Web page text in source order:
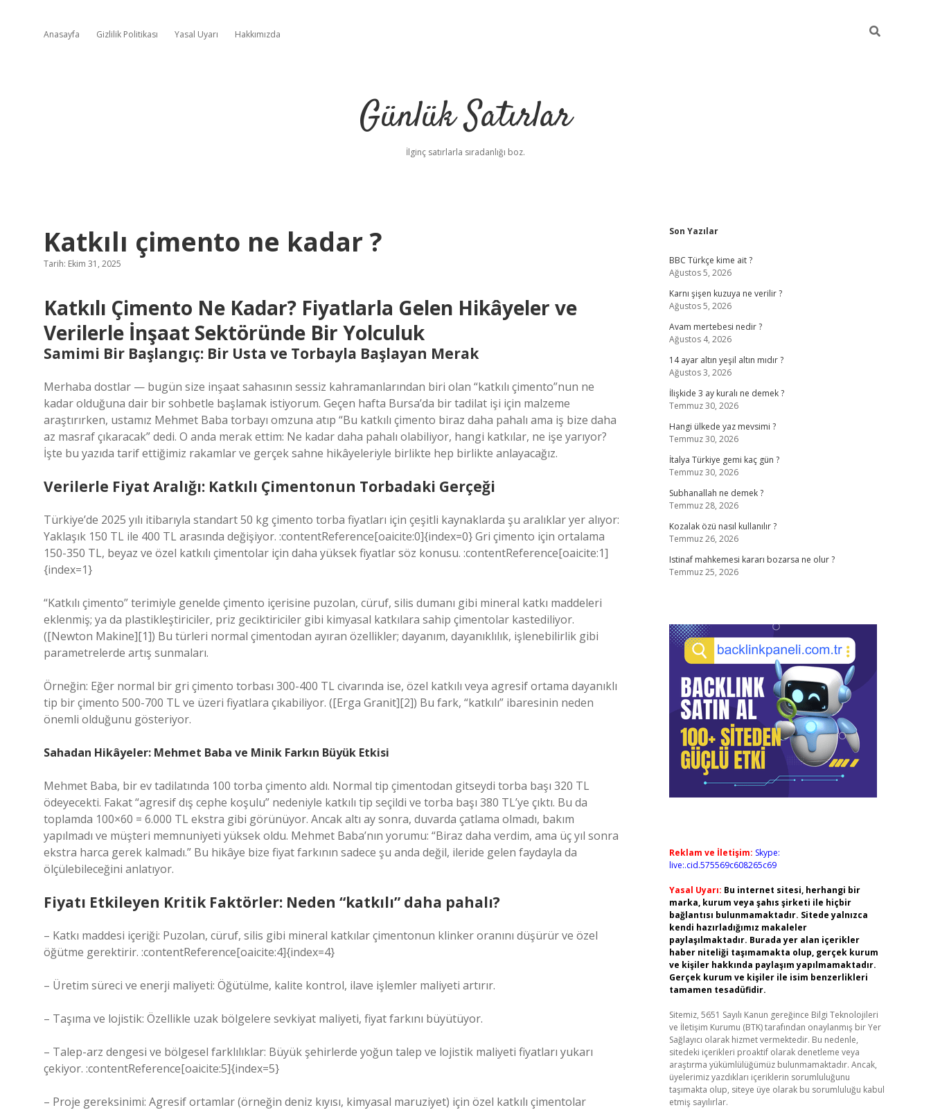
Anasayfa Gizlilik Politikası Yasal Uyarı Hakkımızda
Günlük Satırlar
İlginç satırlarla sıradanlığı boz.
Katkılı çimento ne kadar ?
Tarih: Ekim 31, 2025
Katkılı Çimento Ne Kadar? Fiyatlarla Gelen Hikâyeler ve
Verilerle İnşaat Sektöründe Bir Yolculuk
Samimi Bir Başlangıç: Bir Usta ve Torbayla Başlayan Merak
Merhaba dostlar — bugün size inşaat sahasının sessiz kahramanlarından biri olan “katkılı çimento”nun ne
kadar olduğuna dair bir sohbetle başlamak istiyorum. Geçen hafta Bursa’da bir tadilat işi için malzeme
araştırırken, ustamız Mehmet Baba torbayı omzuna atıp “Bu katkılı çimento biraz daha pahalı ama iş bize daha
az masraf çıkaracak” dedi. O anda merak ettim: Ne kadar daha pahalı olabiliyor, hangi katkılar, ne işe yarıyor?
İşte bu yazıda tarif ettiğimiz rakamlar ve gerçek sahne hikâyeleriyle birlikte hep birlikte anlayacağız.
Verilerle Fiyat Aralığı: Katkılı Çimentonun Torbadaki Gerçeği
Türkiye’de 2025 yılı itibarıyla standart 50 kg çimento torba fiyatları için çeşitli kaynaklarda şu aralıklar yer alıyor:
Yaklaşık 150 TL ile 400 TL arasında değişiyor. :contentReference[oaicite:0]{index=0} Gri çimento için ortalama
150-350 TL, beyaz ve özel katkılı çimentolar için daha yüksek fiyatlar söz konusu. :contentReference[oaicite:1]
{index=1}
“Katkılı çimento” terimiyle genelde çimento içerisine puzolan, cüruf, silis dumanı gibi mineral katkı maddeleri
eklenmiş; ya da plastikleştiriciler, priz geciktiriciler gibi kimyasal katkılara sahip çimentolar kastediliyor.
([Newton Makine][1]) Bu türleri normal çimentodan ayıran özellikler; dayanım, dayanıklılık, işlenebilirlik gibi
parametrelerde artış sunmaları.
Örneğin: Eğer normal bir gri çimento torbası 300-400 TL civarında ise, özel katkılı veya agresif ortama dayanıklı
tip bir çimento 500-700 TL ve üzeri fiyatlara çıkabiliyor. ([Erga Granit][2]) Bu fark, “katkılı” ibaresinin neden
önemli olduğunu gösteriyor.
Sahadan Hikâyeler: Mehmet Baba ve Minik Farkın Büyük Etkisi
Mehmet Baba, bir ev tadilatında 100 torba çimento aldı. Normal tip çimentodan gitseydi torba başı 320 TL
ödeyecekti. Fakat “agresif dış cephe koşulu” nedeniyle katkılı tip seçildi ve torba başı 380 TL’ye çıktı. Bu da
toplamda 100×60 = 6.000 TL ekstra gibi görünüyor. Ancak altı ay sonra, duvarda çatlama olmadı, bakım
yapılmadı ve müşteri memnuniyeti yüksek oldu. Mehmet Baba’nın yorumu: “Biraz daha verdim, ama üç yıl sonra
ekstra harca gerek kalmadı.” Bu hikâye bize fiyat farkının sadece şu anda değil, ileride gelen faydayla da
ölçülebileceğini anlatıyor.
Fiyatı Etkileyen Kritik Faktörler: Neden “katkılı” daha pahalı?
– Katkı maddesi içeriği: Puzolan, cüruf, silis gibi mineral katkılar çimentonun klinker oranını düşürür ve özel
öğütme gerektirir. :contentReference[oaicite:4]{index=4}
– Üretim süreci ve enerji maliyeti: Öğütülme, kalite kontrol, ilave işlemler maliyeti artırır.
– Taşıma ve lojistik: Özellikle uzak bölgelere sevkiyat maliyeti, fiyat farkını büyütüyor.
– Talep-arz dengesi ve bölgesel farklılıklar: Büyük şehirlerde yoğun talep ve lojistik maliyeti fiyatları yukarı
çekiyor. :contentReference[oaicite:5]{index=5}
– Proje gereksinimi: Agresif ortamlar (örneğin deniz kıyısı, kimyasal maruziyet) için özel katkılı çimentolar
Sidebar
Son Yazılar
BBC Türkçe kime ait ?
Ağustos 5, 2026
Karnı şişen kuzuya ne verilir ?
Ağustos 5, 2026
Avam mertebesi nedir ?
Ağustos 4, 2026
14 ayar altın yeşil altın mıdır ?
Ağustos 3, 2026
İlişkide 3 ay kuralı ne demek ?
Temmuz 30, 2026
Hangi ülkede yaz mevsimi ?
Temmuz 30, 2026
İtalya Türkiye gemi kaç gün ?
Temmuz 30, 2026
Subhanallah ne demek ?
Temmuz 28, 2026
Kozalak özü nasıl kullanılır ?
Temmuz 26, 2026
Istinaf mahkemesi kararı bozarsa ne olur ?
Temmuz 25, 2026
Reklam ve İletişim: Skype:
live:.cid.575569c608265c69
Yasal Uyarı: Bu internet sitesi, herhangi bir
marka, kurum veya şahıs şirketi ile hiçbir
bağlantısı bulunmamaktadır. Sitede yalnızca
kendi hazırladığımız makaleler
paylaşılmaktadır. Burada yer alan içerikler
haber niteliği taşımamakta olup, gerçek kurum
ve kişiler hakkında paylaşım yapılmamaktadır.
Gerçek kurum ve kişiler ile isim benzerlikleri
tamamen tesadüfidir.
Sitemiz, 5651 Sayılı Kanun gereğince Bilgi Teknolojileri
ve İletişim Kurumu (BTK) tarafından onaylanmış bir Yer
Sağlayıcı olarak hizmet vermektedir. Bu nedenle,
sitedeki içerikleri proaktif olarak denetleme veya
araştırma yükümlülüğümüz bulunmamaktadır. Ancak,
üyelerimiz yazdıkları içeriklerin sorumluluğunu
taşımakta olup, siteye üye olarak bu sorumluluğu kabul
etmiş sayılırlar.